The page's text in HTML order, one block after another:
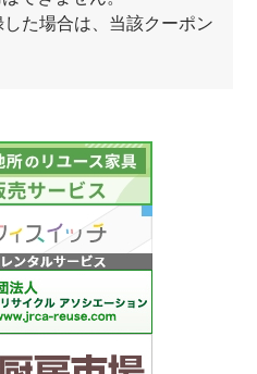
た場合は、当該クーポン